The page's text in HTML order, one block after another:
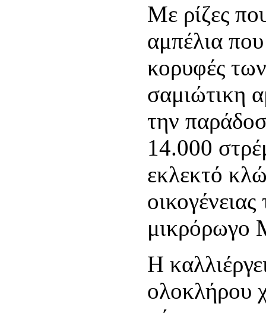
Με ρίζες
αμπέλια
κορυφές
σαμιώτικη
την
14.000
εκλεκτό
μικρόρωγο
Η
ολοκλήρου